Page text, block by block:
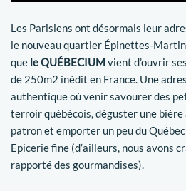
Les Parisiens ont désormais leur
le nouveau quartier Épinettes-
que le QUÉBECIUMvient d’ouvrir
de 250m2 inédit en France. Une
authentique où venir savourer des
terroir québécois, déguster une
patron et emporter un peu du
Epicerie fine (d’ailleurs, nous avons
rapporté des gourmandises).